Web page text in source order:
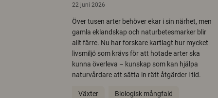
22 juni 2026
Över tusen arter behöver ekar i sin närhet, men
gamla eklandskap och naturbetesmarker blir
allt färre. Nu har forskare kartlagt hur mycket
livsmiljö som krävs för att hotade arter ska
kunna överleva – kunskap som kan hjälpa
naturvårdare att sätta in rätt åtgärder i tid.
Växter Biologisk mångfald